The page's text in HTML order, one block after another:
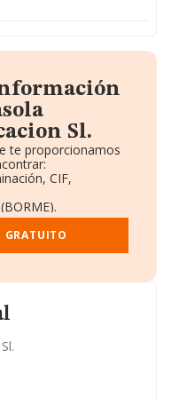
Sl.
te proporcionamos
CIF,
Empleados.
GRATUITO